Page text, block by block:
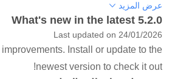
8. يعمل بدون انترنت ✔️
9. سهل الاستخدام ✔️
--------------------------------------
الروايات المتوفرة في التطبيق :
عرض المزيد
What's new in the latest 5.2.0
Last updated on 24/01/2026
Install or update to the
newest version to check it out!